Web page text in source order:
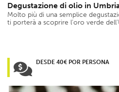
Degustazione di olio in
Molto più di una semplice
ti porterà a scoprire l’oro verde
DESDE 40€ POR PERSONA